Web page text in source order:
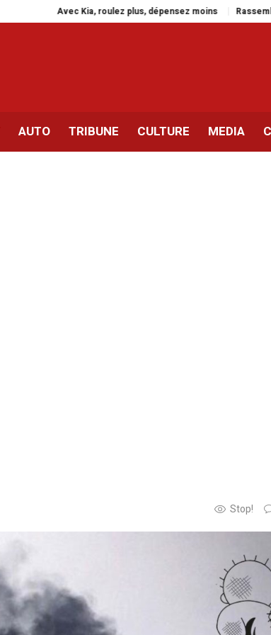
Avec Kia, roulez plus, dépensez moins Rassemblement à
AUTO TRIBUNE CULTURE MEDIA
Stop!